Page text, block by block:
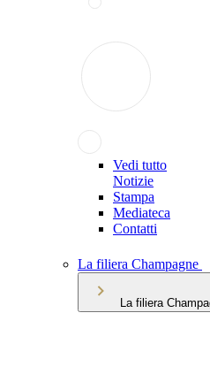
Vedi tutto
Notizie
Stampa
Mediateca
Contatti
La filiera Champagne
La filiera